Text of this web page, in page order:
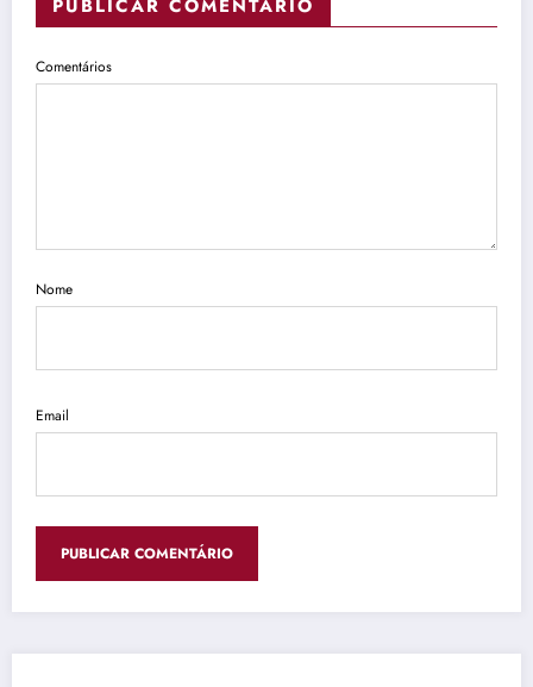
PUBLICAR COMENTÁRIO
Comentários
Nome
Email